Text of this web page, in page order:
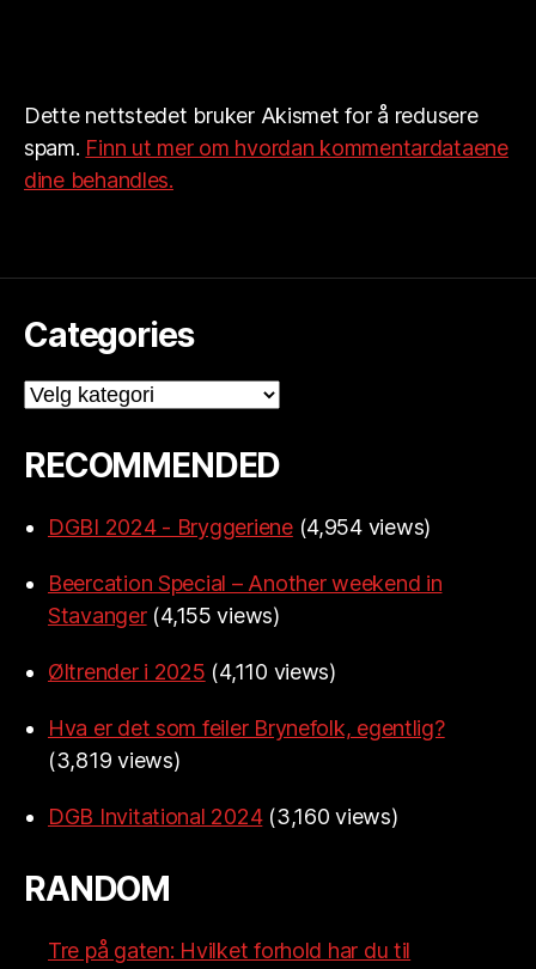
Dette nettstedet bruker Akismet for å redusere
spam. Finn ut mer om hvordan kommentardataene
dine behandles.
Categories
Categories
RECOMMENDED
DGBI 2024 - Bryggeriene (4,954 views)
Beercation Special – Another weekend in
Stavanger (4,155 views)
Øltrender i 2025 (4,110 views)
Hva er det som feiler Brynefolk, egentlig?
(3,819 views)
DGB Invitational 2024 (3,160 views)
RANDOM
Tre på gaten: Hvilket forhold har du til